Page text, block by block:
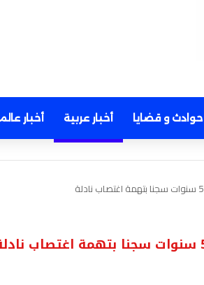
حوادث و قضايا أخبار عربية أخبار